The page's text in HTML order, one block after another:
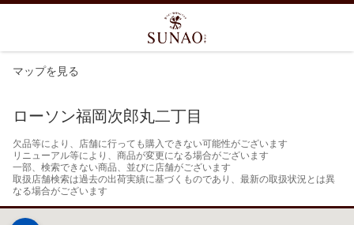
マップを見る
ローソン福岡次郎丸二丁目
欠品等により、店舗に行っても購入できない可能性がございます
リニューアル等により、商品が変更になる場合がございます
一部、検索できない商品、並びに店舗がございます
取扱店舗検索は過去の出荷実績に基づくものであり、最新の取扱状況とは異
なる場合がございます